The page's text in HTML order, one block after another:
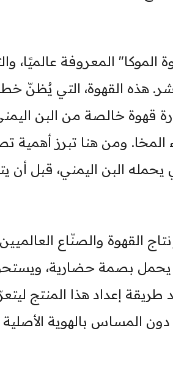
المعروفة عالميًا،
هذه القهوة، التي يُظنّ خطأً
قهوة خالصة من البن
المخا. ومن هنا تبرز أهمية
يحمله البن اليمني، قبل أن
القهوة والصنّاع
يحمل بصمة حضارية،
إعداد هذا المنتج
المساس بالهوية الأصلية